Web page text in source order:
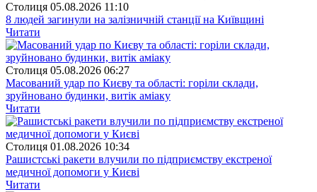
Столиця 05.08.2026 11:10
8 людей загинули на залізничній станції на Київщині
Читати
Столиця 05.08.2026 06:27
Масований удар по Києву та області: горіли склади,
зруйновано будинки, витік аміаку
Читати
Столиця 01.08.2026 10:34
Рашистські ракети влучили по підприємству екстреної
медичної допомоги у Києві
Читати